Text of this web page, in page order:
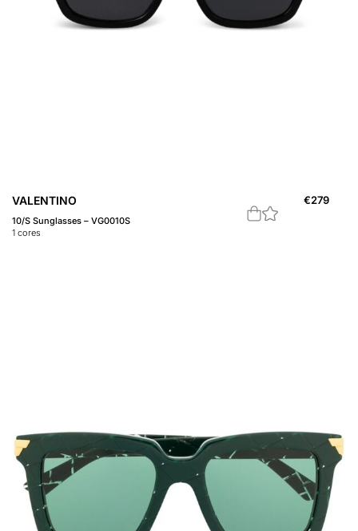
VALENTINO
10/S Sunglasses – VG0010S
1 cores
€279